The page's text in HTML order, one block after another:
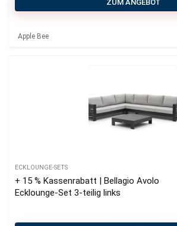
ZUM ANGEBOT
Apple Bee
ECKLOUNGE-SETS
+ 15 % Kassenrabatt | Bellagio Avolo
Ecklounge-Set 3-teilig links